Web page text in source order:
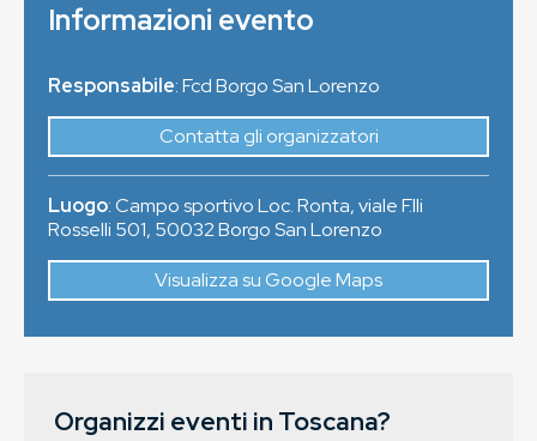
Informazioni evento
Responsabile: Fcd Borgo San Lorenzo
Contatta gli organizzatori
Luogo:Campo sportivo Loc. Ronta, viale F.lli
Rosselli 501, 50032Borgo San Lorenzo
Visualizza su Google Maps
Organizzi eventi in Toscana?